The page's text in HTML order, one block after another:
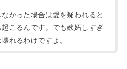
かった場合は愛を疑われると
こるんです。 でも嫉妬しすぎ
れるわけですよ。